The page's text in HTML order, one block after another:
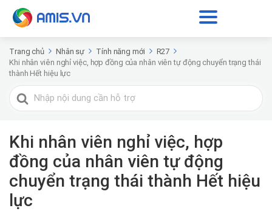
Trang chủ Nhân sự Tính năng mới
R27
Khi nhân viên nghỉ việc, hợp đồng của nhân viên tự động chuyển trạng thái
thành Hết hiệu lực
Tìm
kiếm
Khi nhân viên nghỉ việc, hợp
đồng của nhân viên tự động
chuyển trạng thái thành Hết hiệu
lực